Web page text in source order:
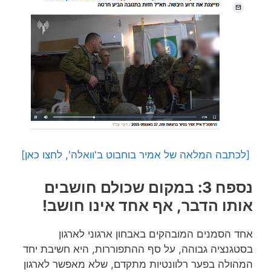
[לכתבה המלאה של אמיר בוחבוט ב'וואלה', לחצו כאן]
נספח 3: במקום שכולם חושבים
אותו הדבר, אף אחד אינו חושב!
אחד הסמנים המובהקים באבחון ארגוני לארגון
בסטגנציה גבוהה, על סף ההתפוררות, היא חשיבת יחד
המהולה בפער רלוונטיות מתקדם, שלא מאפשר לארגון